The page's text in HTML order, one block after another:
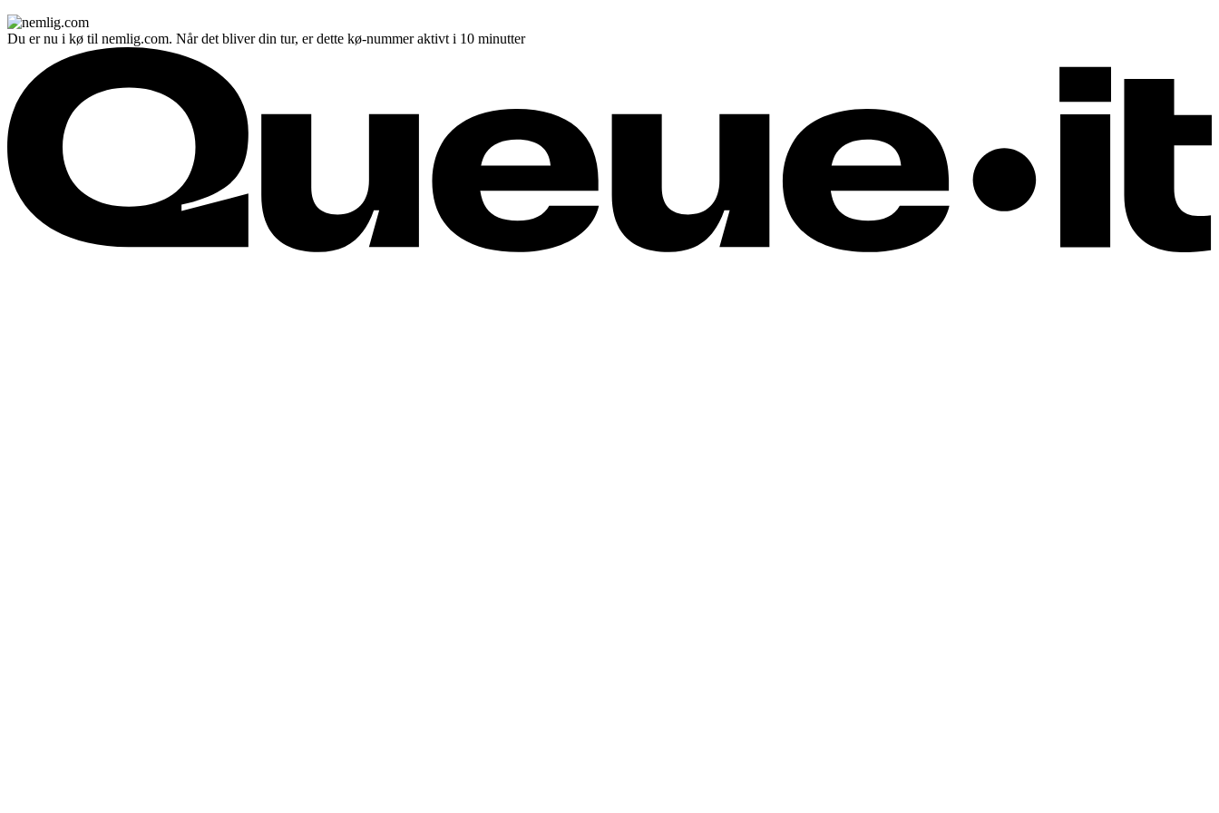
Du er nu i kø til nemlig.com. Når det bliver din tur, er dette kø-nummer aktivt i 10 minutter